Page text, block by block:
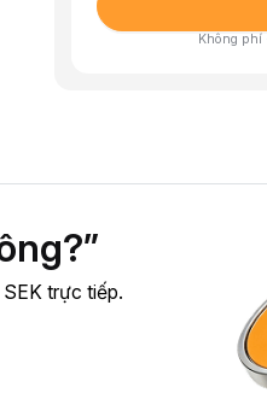
Không phí
trực tiếp.